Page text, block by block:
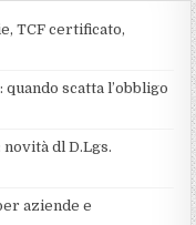
TCF certificato,
scatta l’obbligo
dl D.Lgs.
aziende e